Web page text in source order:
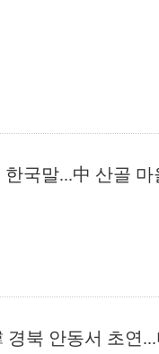
국말...中 산골
북 안동서 초연